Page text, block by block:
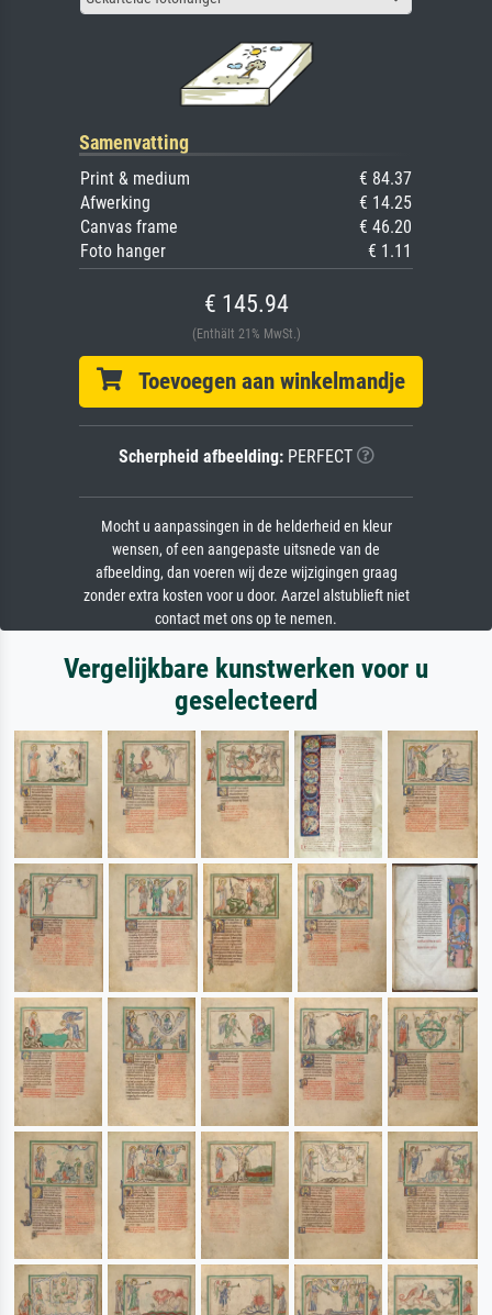
Samenvatting
Print & medium
€ 84.37
Afwerking
€ 14.25
Canvas frame
€ 46.20
Foto hanger
€ 1.11
€ 145.94
(Enthält 21% MwSt.)
Toevoegen aan winkelmandje
Scherpheid afbeelding:PERFECT
Mocht u aanpassingen in de helderheid en kleur
wensen, of een aangepaste uitsnede van de
afbeelding, dan voeren wij deze wijzigingen graag
zonder extra kosten voor u door. Aarzel alstublieft niet
contact met ons op te nemen.
Vergelijkbare kunstwerken voor u
geselecteerd